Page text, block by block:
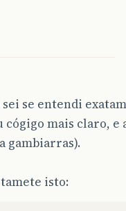
se entendi
cógigo mais claro,
gambiarras).
isto: